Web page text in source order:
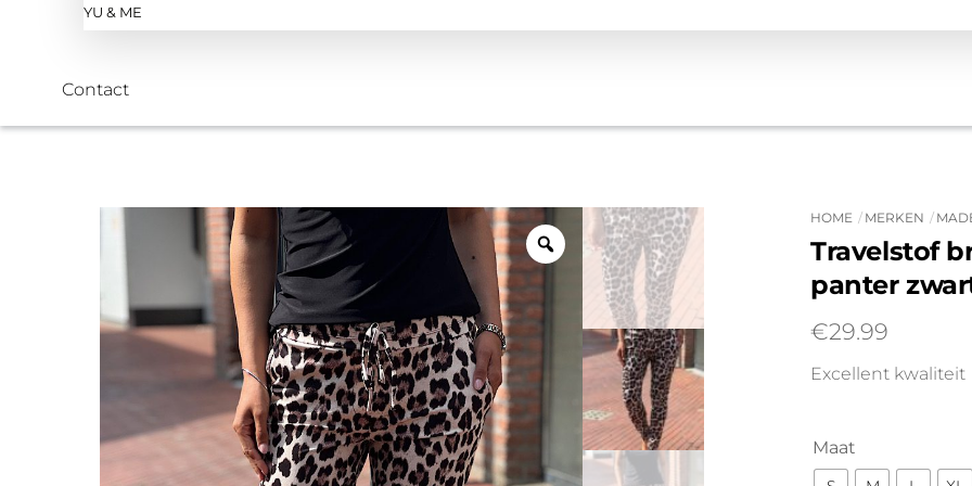
YU & ME
Contact
HOME MERKEN
Travelstof
panter
€29.99
Excellent kwaliteit
Maat